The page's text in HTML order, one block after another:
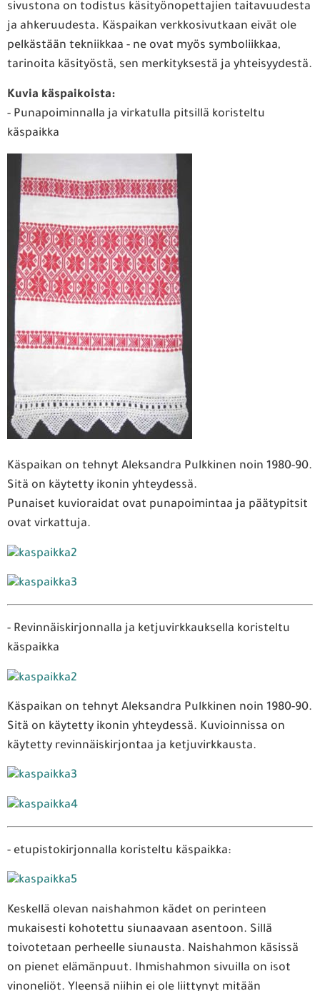
sivustona on todistus käsityönopettajien taitavuudesta
ja ahkeruudesta. Käspaikan verkkosivutkaan eivät ole
pelkästään tekniikkaa - ne ovat myös symboliikkaa,
tarinoita käsityöstä, sen merkityksestä ja yhteisyydestä.
Kuvia käspaikoista:
- Punapoiminnalla ja virkatulla pitsillä koristeltu
käspaikka
Käspaikan on tehnyt Aleksandra Pulkkinen noin 1980-90.
Sitä on käytetty ikonin yhteydessä.
Punaiset kuvioraidat ovat punapoimintaa ja päätypitsit
ovat virkattuja.
- Revinnäiskirjonnalla ja ketjuvirkkauksella koristeltu
käspaikka
Käspaikan on tehnyt Aleksandra Pulkkinen noin 1980-90.
Sitä on käytetty ikonin yhteydessä. Kuvioinnissa on
käytetty revinnäiskirjontaa ja ketjuvirkkausta.
- etupistokirjonnalla koristeltu käspaikka:
Keskellä olevan naishahmon kädet on perinteen
mukaisesti kohotettu siunaavaan asentoon. Sillä
toivotetaan perheelle siunausta. Naishahmon käsissä
on pienet elämänpuut. Ihmishahmon sivuilla on isot
vinoneliöt. Yleensä niihin ei ole liittynyt mitään